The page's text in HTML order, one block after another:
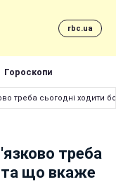
rbc.ua
Гороскопи
треба сьогодні ходити
треба
та що вкаже